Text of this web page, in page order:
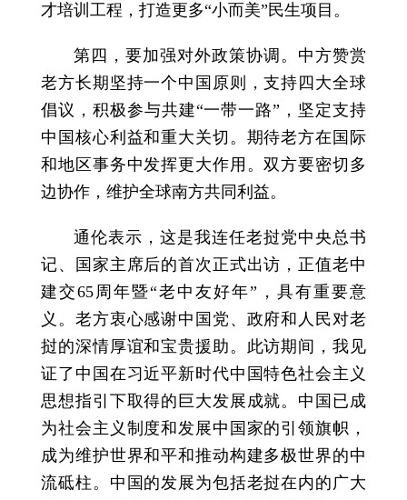
才培训工程，打造更多“小而美”民生项目。
第四，要加强对外政策协调。中方赞赏
老方长期坚持一个中国原则，支持四大全球
倡议，积极参与共建“一带一路”，坚定支持
中国核心利益和重大关切。期待老方在国际
和地区事务中发挥更大作用。双方要密切多
边协作，维护全球南方共同利益。
通伦表示，这是我连任老挝党中央总书
记、国家主席后的首次正式出访，正值老中
建交65周年暨“老中友好年”，具有重要意
义。老方衷心感谢中国党、政府和人民对老
挝的深情厚谊和宝贵援助。此访期间，我见
证了中国在习近平新时代中国特色社会主义
思想指引下取得的巨大发展成就。中国已成
为社会主义制度和发展中国家的引领旗帜，
成为维护世界和平和推动构建多极世界的中
流砥柱。中国的发展为包括老挝在内的广大